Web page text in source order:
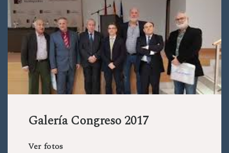
Galería Congreso 2017
Ver fotos